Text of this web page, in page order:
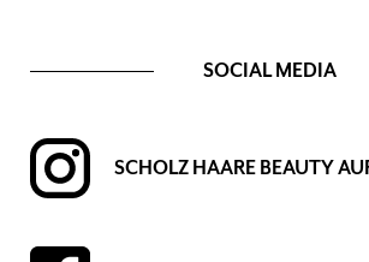
SOCIAL MEDIA
SCHOLZ HAARE BEAUTY